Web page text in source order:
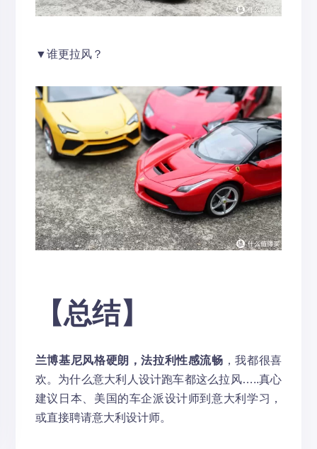
▼谁更拉风？
【总结】
兰博基尼风格硬朗，法拉利性感流畅 ，我都很喜
欢。为什么意大利人设计跑车都这么拉风…..真心
建议日本、美国的车企派设计师到意大利学习，
或直接聘请意大利设计师。